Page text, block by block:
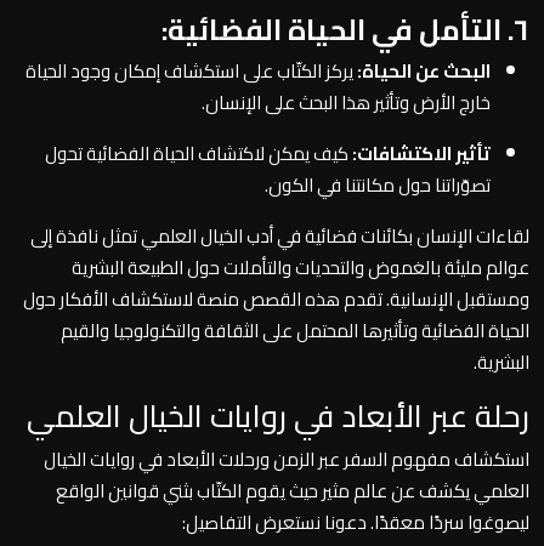
٦. التأمل في الحياة الفضائية:
البحث عن الحياة:يركز الكتّاب على استكشاف إمكان وجود الحياة
خارج الأرض وتأثير هذا البحث على الإنسان.
تأثير الاكتشافات:كيف يمكن لاكتشاف الحياة الفضائية تحول
تصوّراتنا حول مكانتنا في الكون.
لقاءات الإنسان بكائنات فضائية في أدب الخيال العلمي تمثل نافذة إلى
عوالم مليئة بالغموض والتحديات والتأملات حول الطبيعة البشرية
ومستقبل الإنسانية. تقدم هذه القصص منصة لاستكشاف الأفكار حول
الحياة الفضائية وتأثيرها المحتمل على الثقافة والتكنولوجيا والقيم
البشرية.
رحلة عبر الأبعاد في روايات الخيال العلمي
استكشاف مفهوم السفر عبر الزمن ورحلات الأبعاد في روايات الخيال
العلمي يكشف عن عالم مثير حيث يقوم الكتّاب بثني قوانين الواقع
ليصوغوا سردًا معقدًا. دعونا نستعرض التفاصيل: